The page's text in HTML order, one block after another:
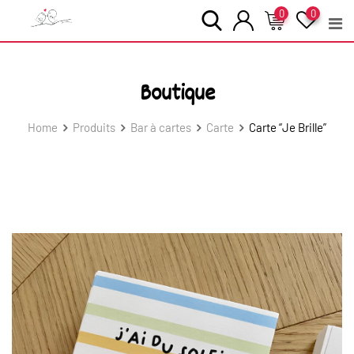
0
0
Boutique
Home Produits Bar à cartes Carte Carte “Je Brille”